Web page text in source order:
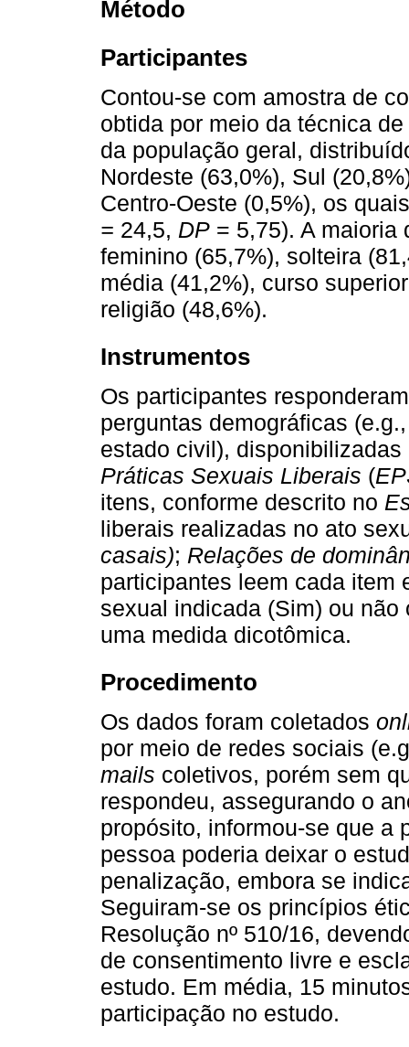
Método
Participantes
Contou-se com amostra de
obtida por meio da técnica
da população geral,
Nordeste (63,0%), Sul
Centro-Oeste (0,5%), os
= 24,5, DP = 5,75). A maioria
feminino (65,7%), solteira
média (41,2%), curso
religião (48,6%).
Instrumentos
Os participantes
perguntas demográficas
estado civil),
Práticas Sexuais Liberais (
itens, conforme descrito no
liberais realizadas no ato
casais); Relações de
participantes leem cada item
sexual indicada (Sim) ou não
uma medida dicotômica.
Procedimento
Os dados foram coletados
por meio de redes sociais
mails coletivos, porém sem
respondeu, assegurando o
propósito, informou-se que a
pessoa poderia deixar o
penalização, embora se
Seguiram-se os princípios
Resolução nº 510/16,
de consentimento livre e
estudo. Em média, 15
participação no estudo.